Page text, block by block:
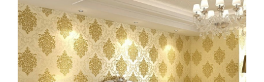
View
Larger
Image